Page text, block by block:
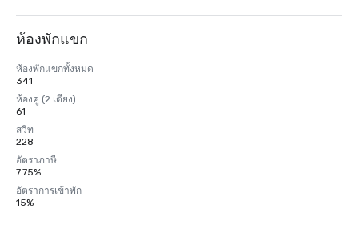
ห้องพักแขก
ห้องพักแขกทั้งหมด
341
ห้องคู่ (2 เตียง)
61
สวีท
228
อัตราภาษี
7.75%
อัตราการเข้าพัก
15%